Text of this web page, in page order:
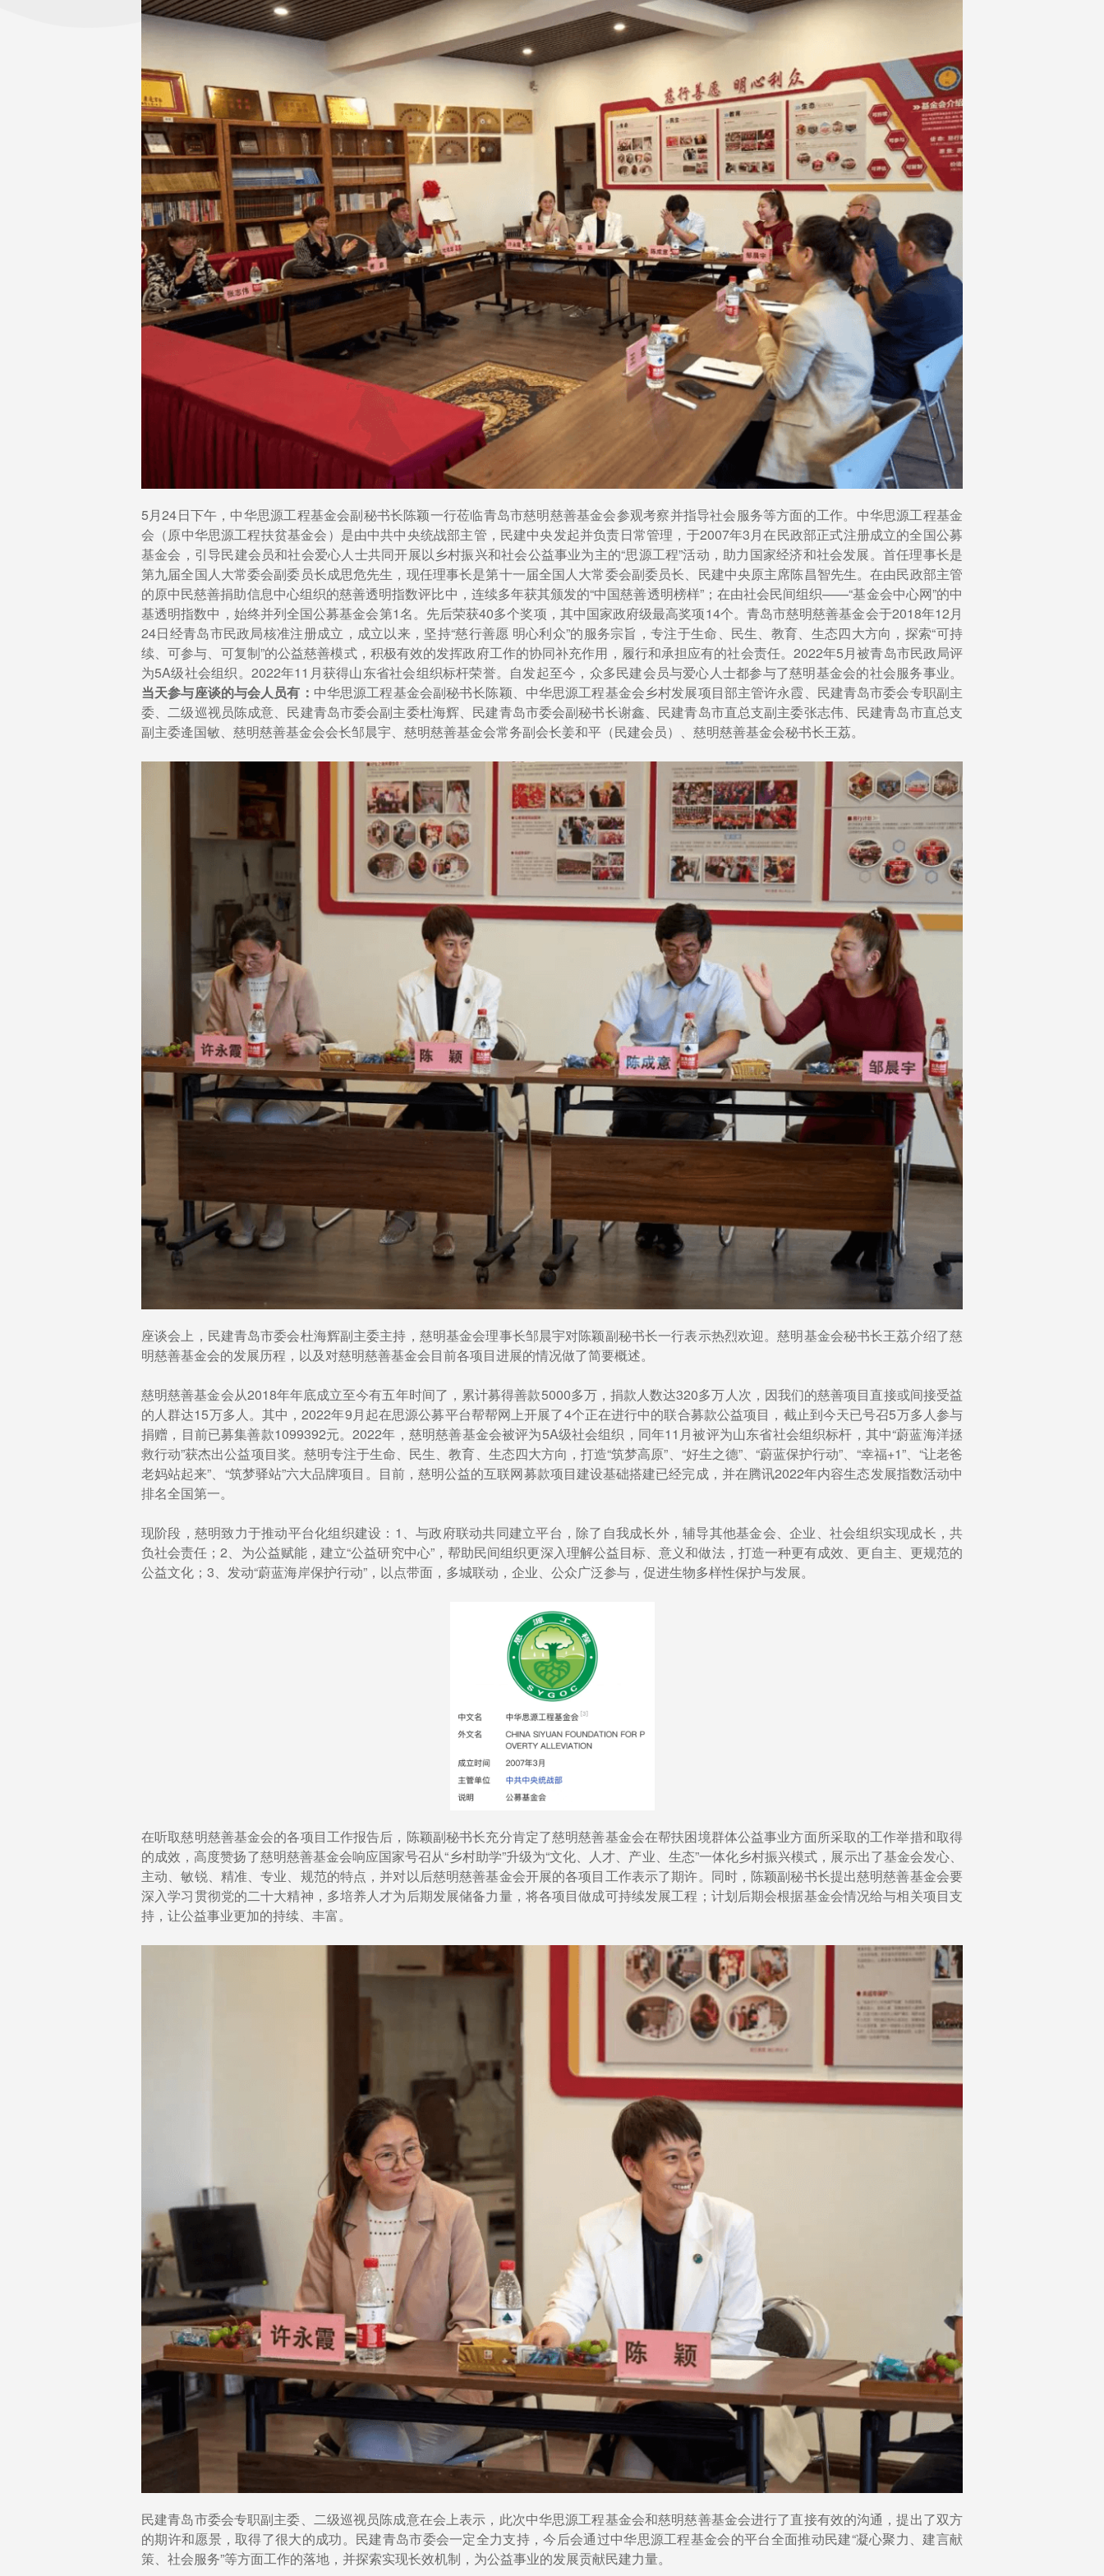
5月24日下午，中华思源工程基金会副秘书长陈颖一行莅临青岛市慈明慈善基金会参观考察并指导社会服务等方面的工作。中华思源工程基金
会（原中华思源工程扶贫基金会）是由中共中央统战部主管，民建中央发起并负责日常管理，于2007年3月在民政部正式注册成立的全国公募
基金会，引导民建会员和社会爱心人士共同开展以乡村振兴和社会公益事业为主的“思源工程”活动，助力国家经济和社会发展。首任理事长是
第九届全国人大常委会副委员长成思危先生，现任理事长是第十一届全国人大常委会副委员长、民建中央原主席陈昌智先生。在由民政部主管
的原中民慈善捐助信息中心组织的慈善透明指数评比中，连续多年获其颁发的“中国慈善透明榜样”；在由社会民间组织——“基金会中心网”的中
基透明指数中，始终并列全国公募基金会第1名。先后荣获40多个奖项，其中国家政府级最高奖项14个。青岛市慈明慈善基金会于2018年12月
24日经青岛市民政局核准注册成立，成立以来，坚持“慈行善愿 明心利众”的服务宗旨，专注于生命、民生、教育、生态四大方向，探索“可持
续、可参与、可复制”的公益慈善模式，积极有效的发挥政府工作的协同补充作用，履行和承担应有的社会责任。2022年5月被青岛市民政局评
为5A级社会组织。2022年11月获得山东省社会组织标杆荣誉。自发起至今，众多民建会员与爱心人士都参与了慈明基金会的社会服务事业。
当天参与座谈的与会人员有： 中华思源工程基金会副秘书长陈颖、中华思源工程基金会乡村发展项目部主管许永霞、民建青岛市委会专职副主
委、二级巡视员陈成意、民建青岛市委会副主委杜海辉、民建青岛市委会副秘书长谢鑫、民建青岛市直总支副主委张志伟、民建青岛市直总支
副主委逄国敏、慈明慈善基金会会长邹晨宇、慈明慈善基金会常务副会长姜和平（民建会员）、慈明慈善基金会秘书长王荔。
座谈会上，民建青岛市委会杜海辉副主委主持，慈明基金会理事长邹晨宇对陈颖副秘书长一行表示热烈欢迎。慈明基金会秘书长王荔介绍了慈
明慈善基金会的发展历程，以及对慈明慈善基金会目前各项目进展的情况做了简要概述。
慈明慈善基金会从2018年年底成立至今有五年时间了，累计募得善款5000多万，捐款人数达320多万人次，因我们的慈善项目直接或间接受益
的人群达15万多人。其中，2022年9月起在思源公募平台帮帮网上开展了4个正在进行中的联合募款公益项目，截止到今天已号召5万多人参与
捐赠，目前已募集善款1099392元。2022年，慈明慈善基金会被评为5A级社会组织，同年11月被评为山东省社会组织标杆，其中“蔚蓝海洋拯
救行动”获杰出公益项目奖。慈明专注于生命、民生、教育、生态四大方向，打造“筑梦高原”、“好生之德”、“蔚蓝保护行动”、“幸福+1”、“让老爸
老妈站起来”、“筑梦驿站”六大品牌项目。目前，慈明公益的互联网募款项目建设基础搭建已经完成，并在腾讯2022年内容生态发展指数活动中
排名全国第一。
现阶段，慈明致力于推动平台化组织建设：1、与政府联动共同建立平台，除了自我成长外，辅导其他基金会、企业、社会组织实现成长，共
负社会责任；2、为公益赋能，建立“公益研究中心”，帮助民间组织更深入理解公益目标、意义和做法，打造一种更有成效、更自主、更规范的
公益文化；3、发动“蔚蓝海岸保护行动”，以点带面，多城联动，企业、公众广泛参与，促进生物多样性保护与发展。
在听取慈明慈善基金会的各项目工作报告后，陈颖副秘书长充分肯定了慈明慈善基金会在帮扶困境群体公益事业方面所采取的工作举措和取得
的成效，高度赞扬了慈明慈善基金会响应国家号召从“乡村助学”升级为“文化、人才、产业、生态”一体化乡村振兴模式，展示出了基金会发心、
主动、敏锐、精准、专业、规范的特点，并对以后慈明慈善基金会开展的各项目工作表示了期许。同时，陈颖副秘书长提出慈明慈善基金会要
深入学习贯彻党的二十大精神，多培养人才为后期发展储备力量，将各项目做成可持续发展工程；计划后期会根据基金会情况给与相关项目支
持，让公益事业更加的持续、丰富。
民建青岛市委会专职副主委、二级巡视员陈成意在会上表示，此次中华思源工程基金会和慈明慈善基金会进行了直接有效的沟通，提出了双方
的期许和愿景，取得了很大的成功。民建青岛市委会一定全力支持，今后会通过中华思源工程基金会的平台全面推动民建“凝心聚力、建言献
策、社会服务”等方面工作的落地，并探索实现长效机制，为公益事业的发展贡献民建力量。